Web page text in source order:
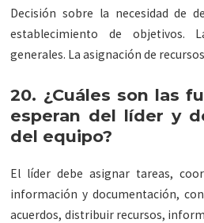
Decisión sobre la necesidad de
establecimiento de objetivos.
generales. La asignación de
20. ¿Cuáles son las
esperan del líder y
del equipo?
El líder debe asignar tareas,
información y documentación,
acuerdos, distribuir recursos,